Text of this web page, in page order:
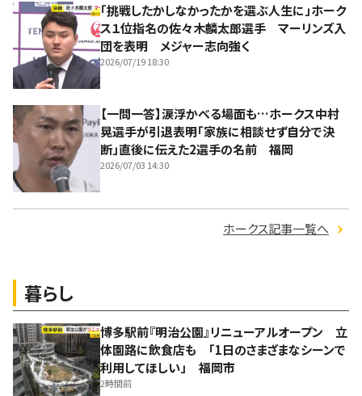
「挑戦したかしなかったかを選ぶ人生に」ホーク
ス１位指名の佐々木麟太郎選手 マーリンズ入
団を表明 メジャー志向強く
2026/07/19 18:30
【一問一答】涙浮かべる場面も…ホークス中村
晃選手が引退表明「家族に相談せず自分で決
断」直後に伝えた2選手の名前 福岡
2026/07/03 14:30
ホークス記事一覧へ
暮らし
博多駅前『明治公園』リニューアルオープン 立
体園路に飲食店も 「1日のさまざまなシーンで
利用してほしい」 福岡市
2時間前